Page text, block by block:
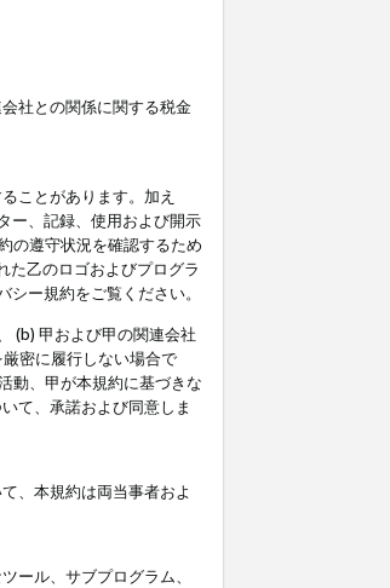
社との関係に関する税金
ことがあります。加え
ー、記録、使用および開示
の遵守状況を確認するため
た乙のロゴおよびプログラ
シー規約をご覧ください。
(b) 甲および甲の関連会社
密に履行しない場合で
動、甲が本規約に基づきな
て、承諾および同意しま
、本規約は両当事者およ
ール、サブプログラム、